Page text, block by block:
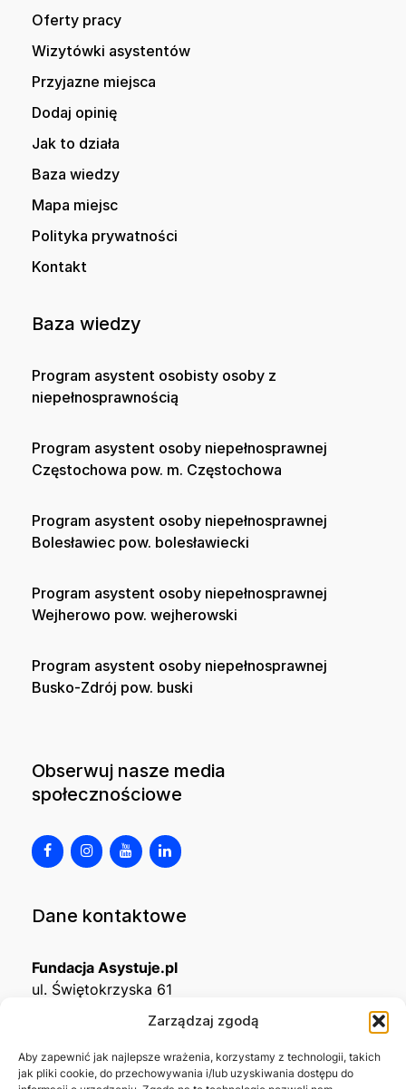
Zarządzaj zgodą
Aby zapewnić jak najlepsze wrażenia, korzystamy z technologii, takich
jak pliki cookie, do przechowywania i/lub uzyskiwania dostępu do
Oferty pracy
Wizytówki asystentów
Przyjazne miejsca
Dodaj opinię
Jak to działa
Baza wiedzy
Mapa miejsc
Polityka prywatności
Kontakt
Baza wiedzy
Program asystent osobisty osoby z
niepełnosprawnością
Program asystent osoby niepełnosprawnej
Częstochowa pow. m. Częstochowa
Program asystent osoby niepełnosprawnej
Bolesławiec pow. bolesławiecki
Program asystent osoby niepełnosprawnej
Wejherowo pow. wejherowski
Program asystent osoby niepełnosprawnej
Busko-Zdrój pow. buski
Obserwuj nasze media
społecznościowe
Dane kontaktowe
Fundacja Asystuje.pl
ul. Świętokrzyska 61
KRS0001215994
NIP5492488380